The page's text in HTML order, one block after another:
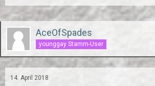
AceOfSpades
younggay Stamm-User
14. April 2018